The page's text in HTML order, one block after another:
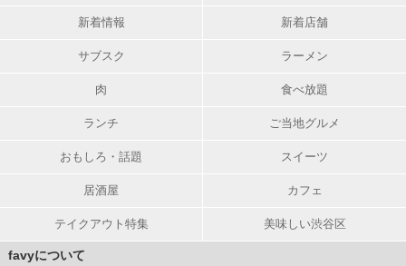
新着情報 新着店舗
サブスク ラーメン
肉 食べ放題
ランチ ご当地グルメ
おもしろ・話題 スイーツ
居酒屋 カフェ
テイクアウト特集 美味しい渋谷区
favyについて